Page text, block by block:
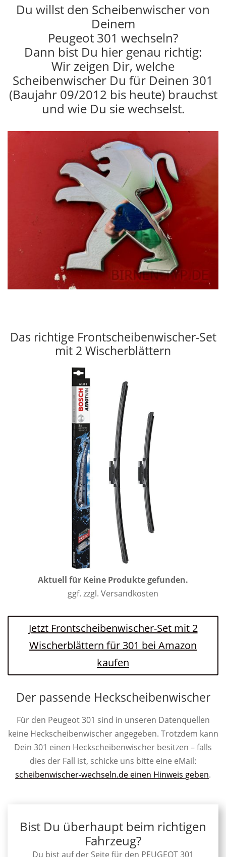
Du willst den Scheibenwischer von
Deinem
Peugeot 301 wechseln?
Dann bist Du hier genau richtig:
Wir zeigen Dir, welche
Scheibenwischer Du für Deinen 301
(Baujahr 09/2012 bis heute) brauchst
und wie Du sie wechselst.
Das richtige Frontscheibenwischer-Set
mit 2 Wischerblättern
Aktuell für Keine Produkte gefunden.
ggf. zzgl. Versandkosten
Jetzt Frontscheibenwischer-Set mit 2
Wischerblättern für 301 bei Amazon
kaufen
Der passende Heckscheibenwischer
Für den Peugeot 301 sind in unseren Datenquellen
keine Heckscheibenwischer angegeben. Trotzdem kann
Dein 301 einen Heckscheibenwischer besitzen – falls
dies der Fall ist, schicke uns bitte eine eMail:
scheibenwischer-wechseln.de einen Hinweis geben.
Bist Du überhaupt beim richtigen
Fahrzeug?
Du bist auf der Seite für den PEUGEOT 301